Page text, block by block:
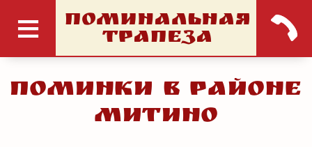
ПОМИНАЛЬНАЯ
ТРАПЕЗА
Поминки в районе
Митино